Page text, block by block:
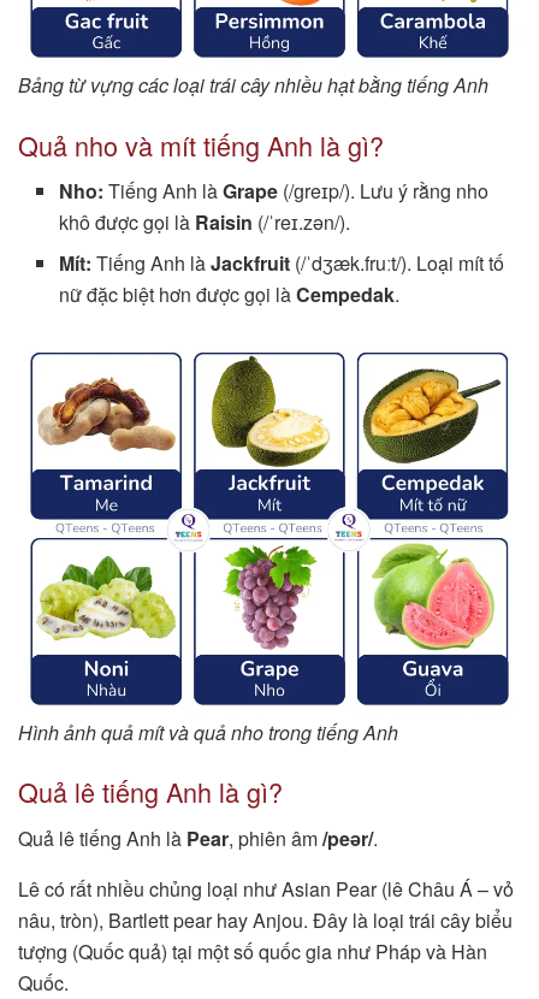
Bảng từ vựng các loại trái cây nhiều hạt bằng tiếng Anh
Quả nho và mít tiếng Anh là gì?
Nho: Tiếng Anh làGrape (/ɡreɪp/). Lưu ý rằng nho
khô được gọi là Raisin (/ˈreɪ.zən/).
Mít: Tiếng Anh làJackfruit (/ˈdʒæk.fruːt/). Loại mít tố
nữ đặc biệt hơn được gọi làCempedak.
Hình ảnh quả mít và quả nho trong tiếng Anh
Quả lê tiếng Anh là gì?
Quả lê tiếng Anh là Pear, phiên âm/peər/.
Lê có rất nhiều chủng loại như Asian Pear (lê Châu Á – vỏ
nâu, tròn), Bartlett pear hay Anjou. Đây là loại trái cây biểu
tượng (Quốc quả) tại một số quốc gia như Pháp và Hàn
Quốc.